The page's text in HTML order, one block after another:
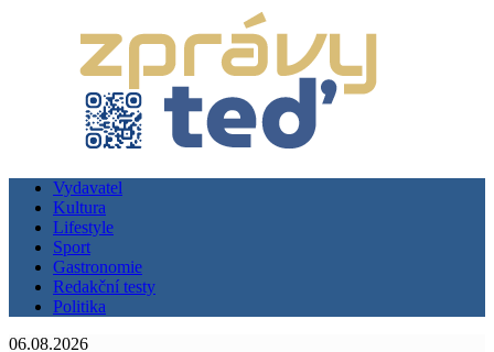
Vydavatel
Kultura
Lifestyle
Sport
Gastronomie
Redakční testy
Politika
06.08.2026